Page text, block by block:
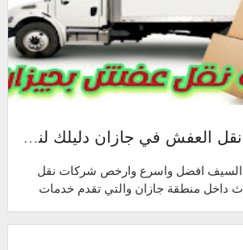
أفضل شركات نقل العفش في جازان دليلك لنقل الاثاث في جيزان alsaif.co.uk
نقدم هنا في شركة السيف افضل واسرع وارخص شركات نقل
والاثاث داخل منطقة جازان والتي تقدم خدمات